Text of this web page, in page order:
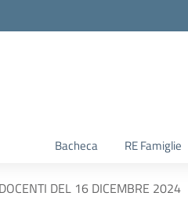
Bacheca RE Famiglie
DEL 16 DICEMBRE 2024